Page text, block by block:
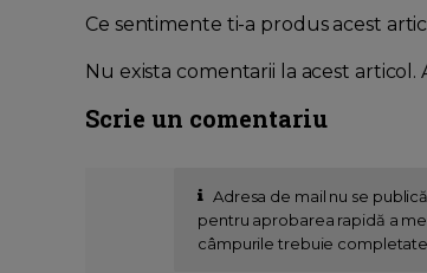
Ce sentimente ti-a produs acest
Nu exista comentarii la acest
Scrie un comentariu
Adresa de mail nu se
pentru aprobarea rapidă a
câmpurile trebuie